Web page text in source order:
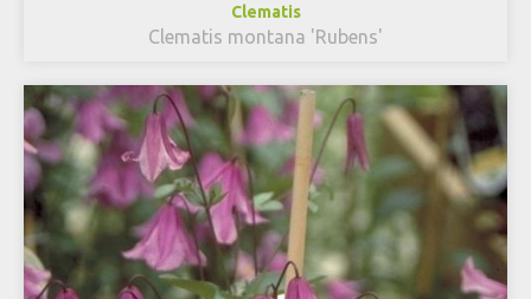
Clematis
Clematis montana 'Rubens'